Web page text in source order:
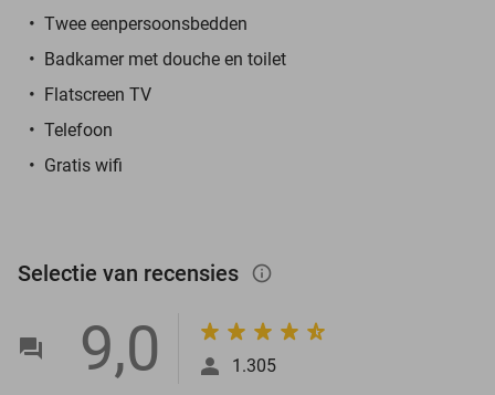
Twee eenpersoonsbedden
Badkamer met douche en toilet
Flatscreen TV
Telefoon
Gratis wifi
Selectie van recensies info_outlined
9,0 1.305